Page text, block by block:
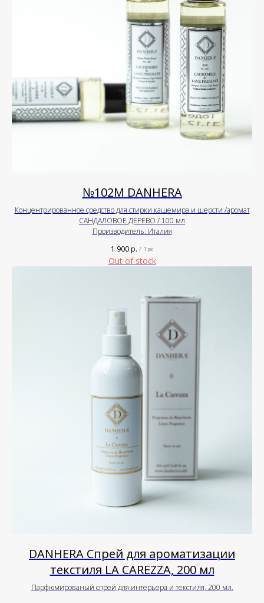
№102М DANHERA
Концентрированное средство для стирки кашемира и шерсти /аромат
САНДАЛОВОЕ ДЕРЕВО / 100 мл
Производитель: Италия
1 900р. / 1 pc
Out of stock
DANHERA Спрей для ароматизации
текстиля LA CAREZZA, 200 мл
Парфюмированый спрей для интерьера и текстиля, 200 мл.